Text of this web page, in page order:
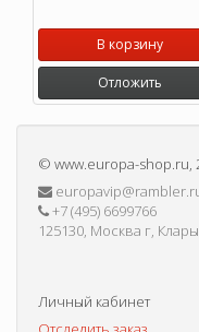
В корзину
Отложить
© www.europa-shop.ru,
+7 (495) 6699766
125130, Москва г,
Личный кабинет